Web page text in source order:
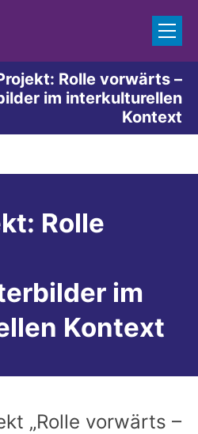
Rolle vorwärts –
im interkulturellen
Kontext
Rolle
im
Kontext
„Rolle vorwärts –